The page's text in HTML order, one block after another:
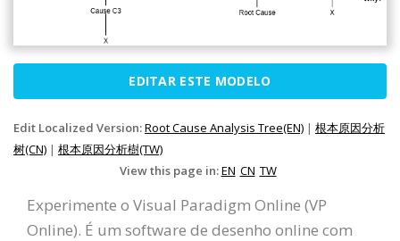
EDITAR ESTE MODELO
Edit Localized Version:Root Cause Analysis Tree(EN) | 根本原因分析
树(CN) | 根本原因分析樹(TW)
View this page in:EN CN TW
Experimente o Visual Paradigm Online (VP
Online). É um software de desenho online com